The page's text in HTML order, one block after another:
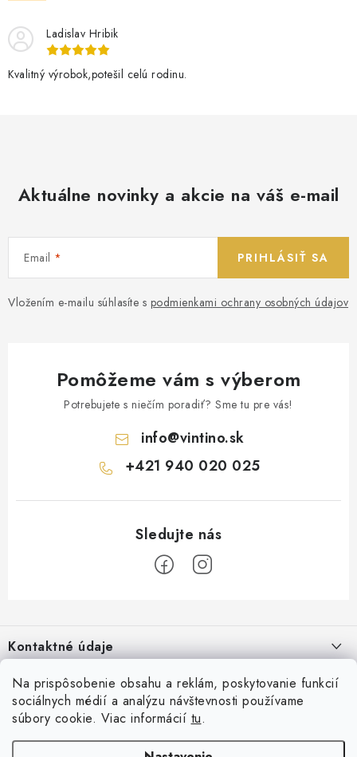
Na prispôsobenie obsahu a reklám, poskytovanie funkcií
sociálnych médií a analýzu návštevnosti používame
súbory cookie. Viac informácií tu.
Ladislav Hribik
Kvalitný výrobok,potešil celú rodinu.
Aktuálne novinky a akcie na váš e-mail
Email
Vložením e-mailu súhlasíte s podmienkami ochrany osobných údajov
PRIHLÁSIŤ SA
Pomôžeme vám s výberom
Potrebujete s niečím poradiť? Sme tu pre vás!
info@vintino.sk
+421 940 020 025
pKontaktné údaje
Vintino.sk
Prevádzkovateľ: LAURES s.r.o.
IČO: 54761158
O nás
Všeobecné obchodné podmienky
Reklamácia a vrátenia tovaru
Prihlásenie